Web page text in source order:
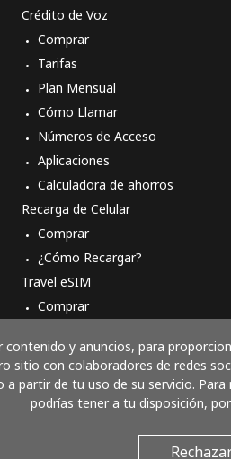
contenido y anuncios, para
sitio con colaboradores de redes
partir de tu uso de su servicio.
podrías tener a tu disposición,
Crédito de Voz
Comprar
Tarifas
Plan Mensual
Cómo Llamar
Números de Acceso
Aplicaciones
Calculadora de ahorros
Recarga de Celular
Comprar
¿Cómo Recargar?
Travel eSIM
Comprar